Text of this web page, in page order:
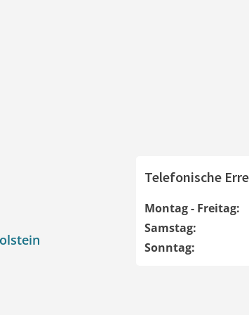
Telefonische
Montag - Freitag:
Samstag:
Sonntag: